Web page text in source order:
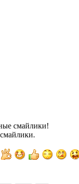
смайлики!
смайлики.